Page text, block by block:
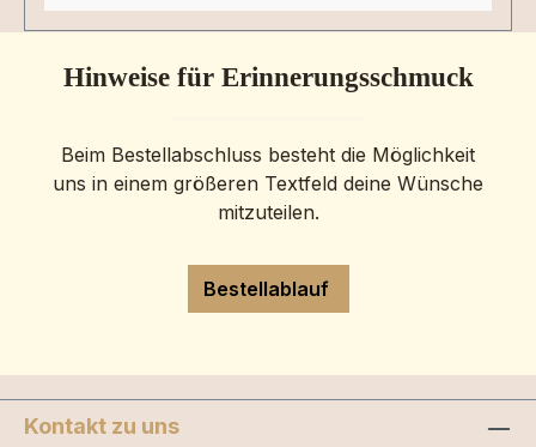
Hinweise für Erinnerungsschmuck
Beim Bestellabschluss besteht die Möglichkeit
uns in einem größeren Textfeld deine Wünsche
mitzuteilen.
Bestellablauf
Kontakt zu uns